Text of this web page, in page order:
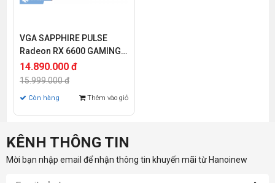
VGA SAPPHIRE PULSE
Radeon RX 6600 GAMING
8G
14.890.000 đ
15.999.000 đ
Còn hàng Thêm vào giỏ
KÊNH THÔNG TIN
Mời bạn nhập email để nhận thông tin khuyến mãi từ Hanoinew